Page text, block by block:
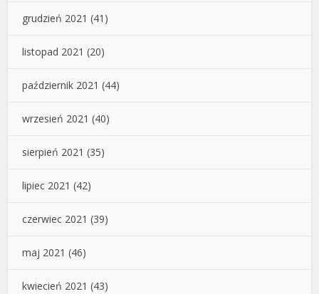
grudzień 2021 (41)
listopad 2021 (20)
październik 2021 (44)
wrzesień 2021 (40)
sierpień 2021 (35)
lipiec 2021 (42)
czerwiec 2021 (39)
maj 2021 (46)
kwiecień 2021 (43)